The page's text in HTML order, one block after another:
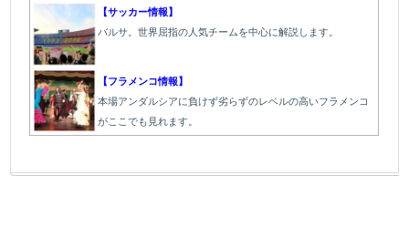
【サッカー情報】
バルサ。世界屈指の人気チームを中心に解説します。
【フラメンコ情報】
本場アンダルシアに負けず劣らずのレベルの高いフラメンコ
がここでも見れます。